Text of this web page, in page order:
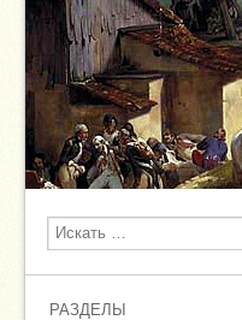
Поиск
РАЗДЕЛЫ